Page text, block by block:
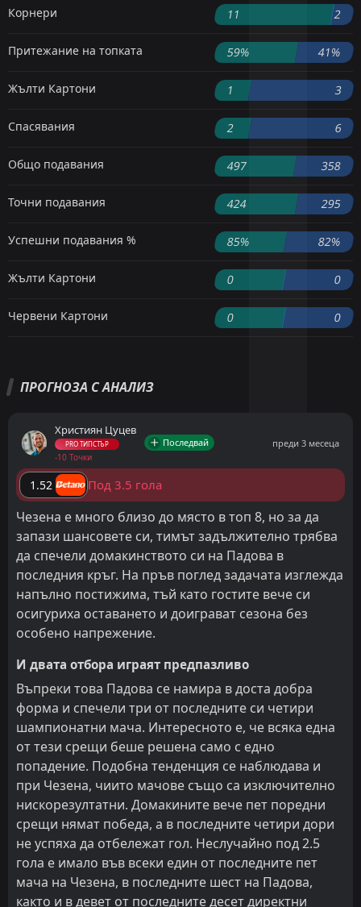
Корнери 11 2
Притежание на топката 59% 41%
Жълти Картони 1 3
Спасявания 2 6
Общо подавания 497 358
Точни подавания 424 295
Успешни подавания % 85% 82%
Жълти Картони 0 0
Червени Картони 0 0
ПРОГНОЗА С АНАЛИЗ
Християн Цуцев
PRO ТИПСТЪР
-10 Точки
Последвай преди 3 месеца
1.52 Под 3.5 гола
Чезена е много близо до място в топ 8, но за да
запази шансовете си, тимът задължително трябва
да спечели домакинството си на Падова в
последния кръг. На пръв поглед задачата изглежда
напълно постижима, тъй като гостите вече си
осигуриха оставането и доиграват сезона без
особено напрежение.
И двата отбора играят предпазливо
Въпреки това Падова се намира в доста добра
форма и спечели три от последните си четири
шампионатни мача. Интересното е, че всяка една
от тези срещи беше решена само с едно
попадение. Подобна тенденция се наблюдава и
при Чезена, чиито мачове също са изключително
нискорезултатни. Домакините вече пет поредни
срещи нямат победа, а в последните четири дори
не успяха да отбележат гол. Неслучайно под 2.5
гола е имало във всеки един от последните пет
мача на Чезена, в последните шест на Падова,
както и в девет от последните десет директни